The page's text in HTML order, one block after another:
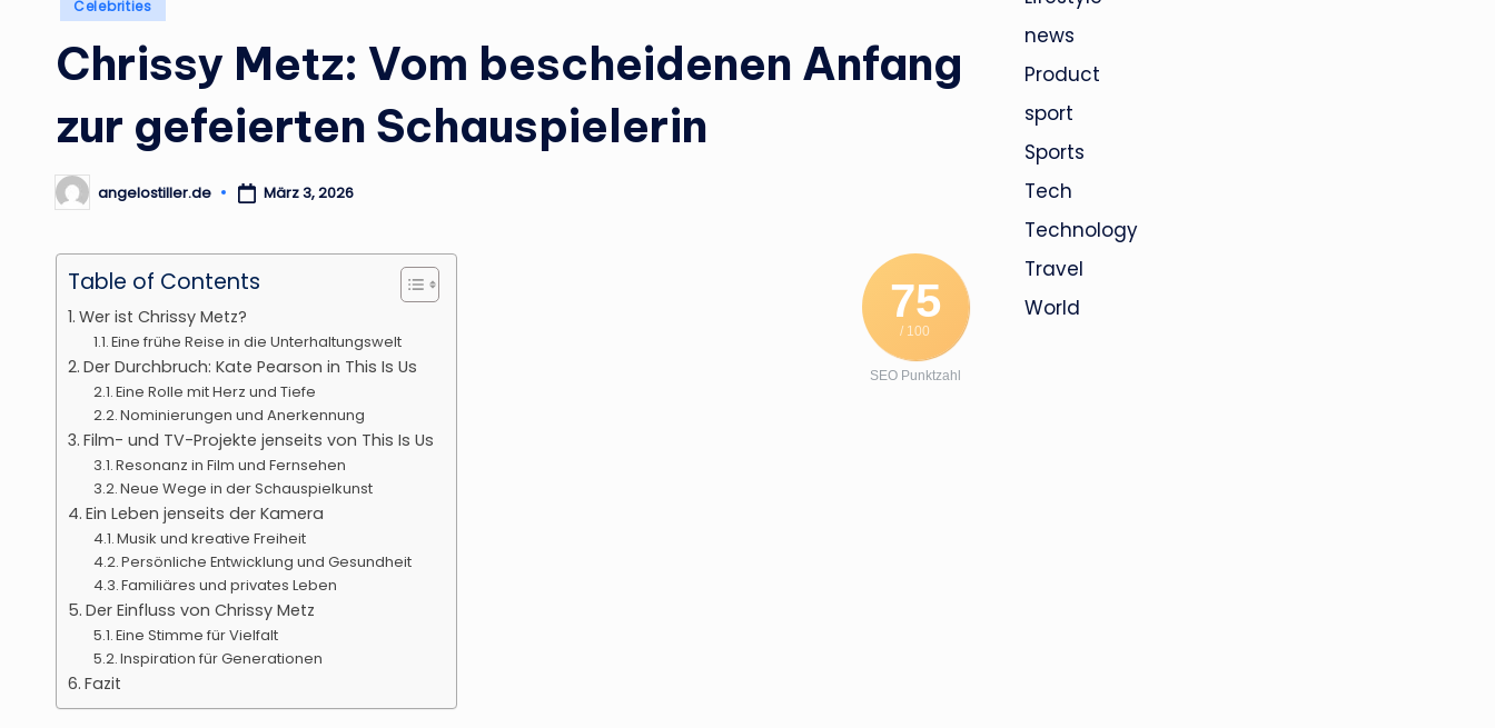
Celebrities
Chrissy Metz: Vom bescheidenen Anfang
zur gefeierten Schauspielerin
Posted
by
angelostiller.de März 3, 2026
75
/ 100
SEO Punktzahl
Table of Contents
Wer ist Chrissy Metz?
Eine frühe Reise in die Unterhaltungswelt
Der Durchbruch: Kate Pearson in This Is Us
Eine Rolle mit Herz und Tiefe
Nominierungen und Anerkennung
Film- und TV-Projekte jenseits von This Is Us
Resonanz in Film und Fernsehen
Neue Wege in der Schauspielkunst
Ein Leben jenseits der Kamera
Musik und kreative Freiheit
Persönliche Entwicklung und Gesundheit
Familiäres und privates Leben
Der Einfluss von Chrissy Metz
Eine Stimme für Vielfalt
Inspiration für Generationen
Fazit
news
Product
sport
Sports
Tech
Technology
Travel
World